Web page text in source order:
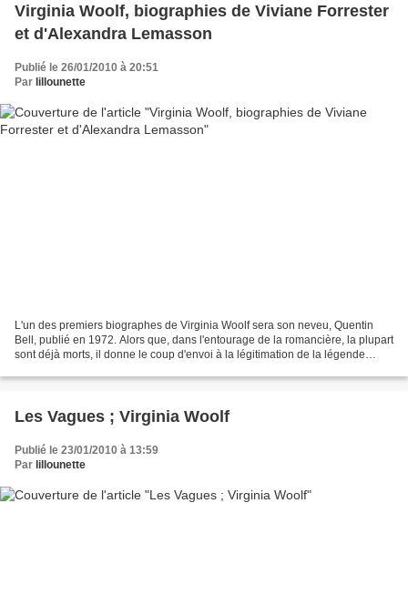
Virginia Woolf, biographies de Viviane Forrester
et d'Alexandra Lemasson
Publié le 26/01/2010 à 20:51
Par lillounette
L'un des premiers biographes de Virginia Woolf sera son neveu, Quentin
Bell, publié en 1972. Alors que, dans l'entourage de la romancière, la plupart
sont déjà morts, il donne le coup d'envoi à la légitimation de la légende
Les Vagues ; Virginia Woolf
Publié le 23/01/2010 à 13:59
Par lillounette